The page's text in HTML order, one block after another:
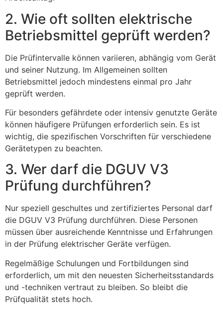
2. Wie oft sollten elektrische
Betriebsmittel geprüft werden?
Die Prüfintervalle können variieren, abhängig vom Gerät
und seiner Nutzung. Im Allgemeinen sollten
Betriebsmittel jedoch mindestens einmal pro Jahr
geprüft werden.
Für besonders gefährdete oder intensiv genutzte Geräte
können häufigere Prüfungen erforderlich sein. Es ist
wichtig, die spezifischen Vorschriften für verschiedene
Gerätetypen zu beachten.
3. Wer darf die DGUV V3
Prüfung durchführen?
Nur speziell geschultes und zertifiziertes Personal darf
die DGUV V3 Prüfung durchführen. Diese Personen
müssen über ausreichende Kenntnisse und Erfahrungen
in der Prüfung elektrischer Geräte verfügen.
Regelmäßige Schulungen und Fortbildungen sind
erforderlich, um mit den neuesten Sicherheitsstandards
und -techniken vertraut zu bleiben. So bleibt die
Prüfqualität stets hoch.